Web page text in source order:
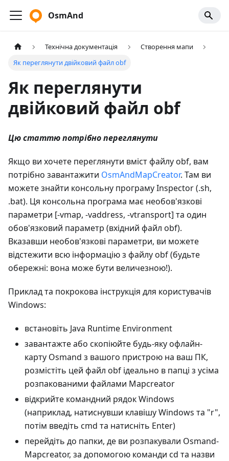
OsmAnd
Технічна документація
Створення мапи
Як переглянути двійковий файл obf
Як переглянути
двійковий файл obf
Цю статтю потрібно переглянути
Якщо ви хочете переглянути вміст файлу obf, вам
потрібно завантажити OsmAndMapCreator. Там ви
можете знайти консольну програму Inspector (.sh,
.bat). Ця консольна програма має необов'язкові
параметри [-vmap, -vaddress, -vtransport] та один
обов'язковий параметр (вхідний файл obf).
Вказавши необов'язкові параметри, ви можете
відстежити всю інформацію з файлу obf (будьте
обережні: вона може бути величезною!).
Приклад та покрокова інструкція для користувачів
Windows:
встановіть Java Runtime Environment
завантажте або скопіюйте будь-яку офлайн-
карту Osmand з вашого пристрою на ваш ПК,
розмістіть цей файл obf ідеально в папці з усіма
розпакованими файлами Mapcreator
відкрийте командний рядок Windows
(наприклад, натиснувши клавішу Windows та "r",
потім введіть cmd та натисніть Enter)
перейдіть до папки, де ви розпакували Osmand-
Mapcreator, за допомогою команди cd та назви